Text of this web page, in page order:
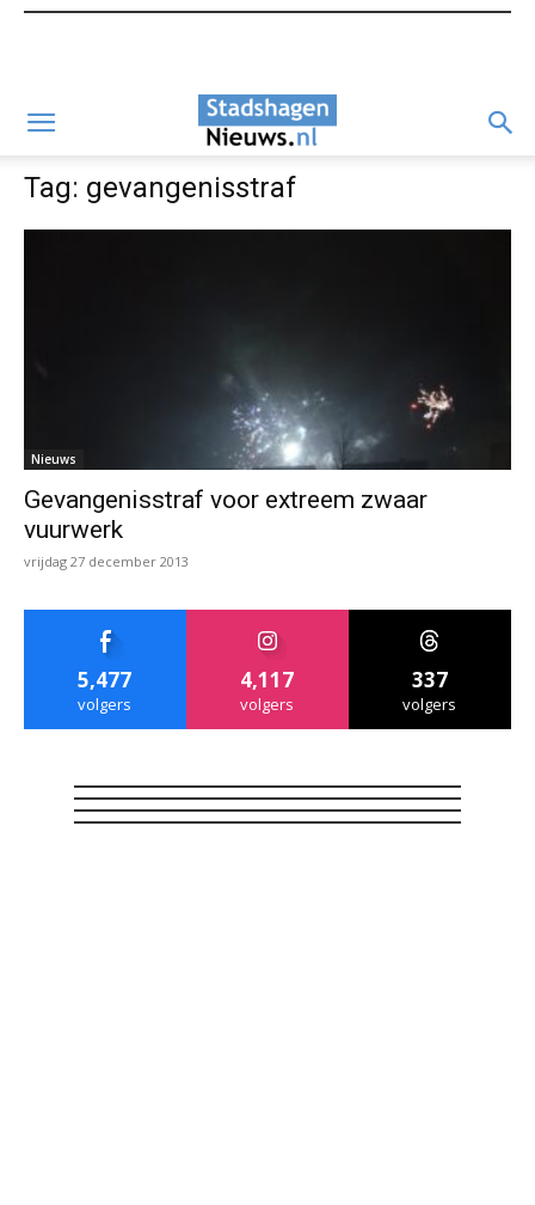
Tag: gevangenisstraf
Nieuws
Gevangenisstraf voor extreem zwaar
vuurwerk
vrijdag 27 december 2013
5,477
volgers
4,117
volgers
337
volgers